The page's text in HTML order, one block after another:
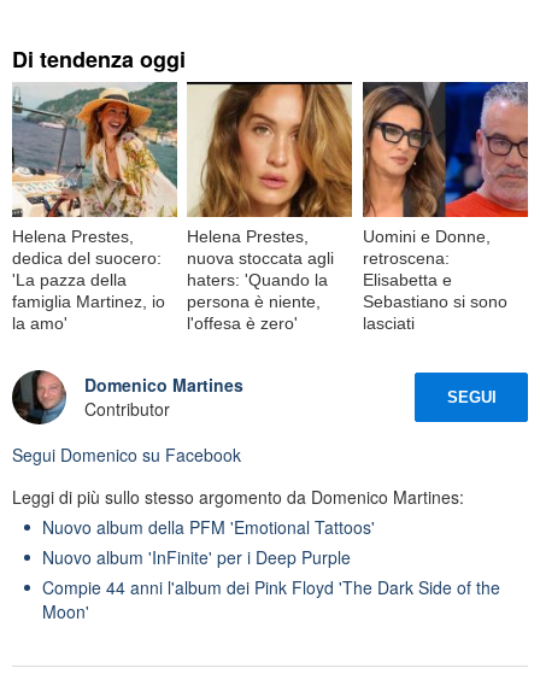
Di tendenza oggi
Helena Prestes,
dedica del suocero:
'La pazza della
famiglia Martinez, io
la amo'
Helena Prestes,
nuova stoccata agli
haters: 'Quando la
persona è niente,
l'offesa è zero'
Uomini e Donne,
retroscena:
Elisabetta e
Sebastiano si sono
lasciati
Domenico Martines
Contributor
SEGUI
Segui Domenico su Facebook
Leggi di più sullo stesso argomento da Domenico Martines:
Nuovo album della PFM 'Emotional Tattoos'
Nuovo album 'InFinite' per i Deep Purple
Compie 44 anni l'album dei Pink Floyd 'The Dark Side of the
Moon'